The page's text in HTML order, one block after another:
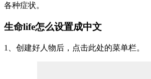
各种症状。
生命life怎么设置成中文
1、创建好人物后，点击此处的菜单栏。